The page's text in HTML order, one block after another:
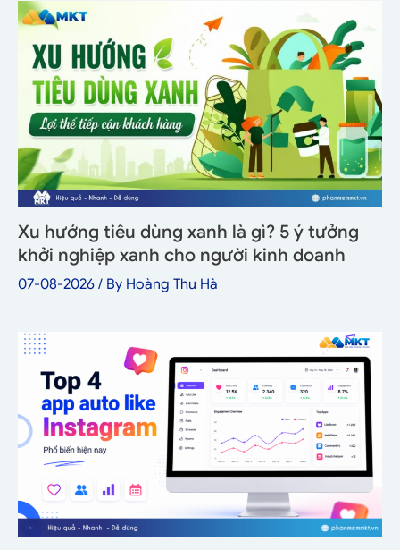
Xu hướng tiêu dùng xanh là gì? 5 ý tưởng
khởi nghiệp xanh cho người kinh doanh
07-08-2026 / By Hoàng Thu Hà